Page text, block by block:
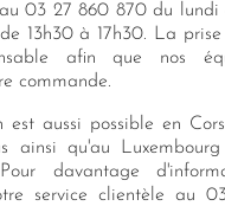
au 03 27 860 870 du lundi
13h30 à 17h30. La prise
afin que nos
commande.
est aussi possible en
ainsi qu'au
davantage
service clientèle au